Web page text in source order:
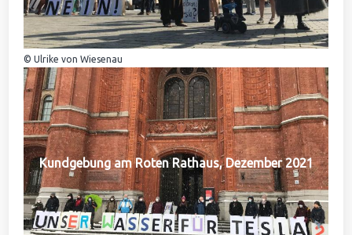
© Ulrike von Wiesenau
Kundgebung am Roten Rathaus, Dezember 2021